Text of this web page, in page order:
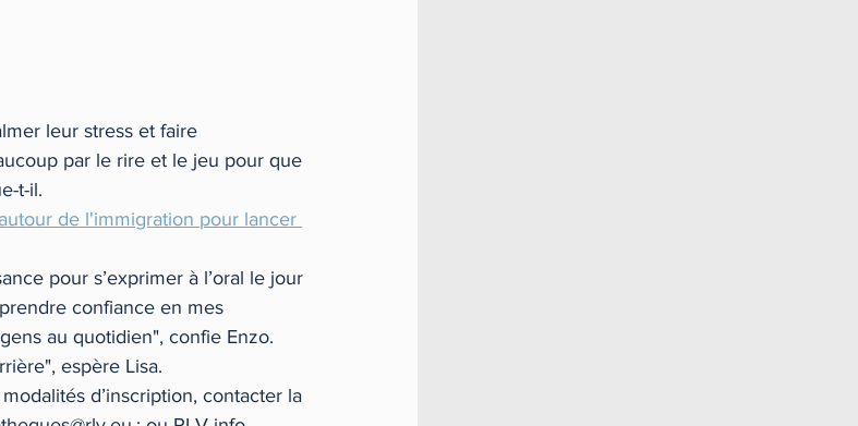
leur stress et faire
par le rire et le jeu pour que
t-il.
de l'immigration pour lancer
pour s’exprimer à l’oral le jour
confiance en mes
au quotidien", confie Enzo.
espère Lisa.
d’inscription, contacter la